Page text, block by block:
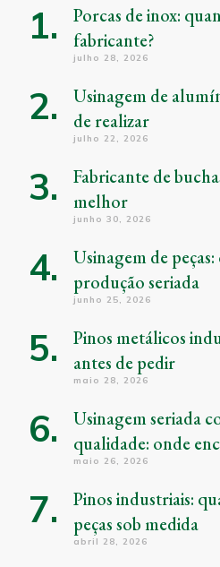
Porcas de inox:
fabricante?
julho 28, 2026
Usinagem de
de realizar
julho 22, 2026
Fabricante de
melhor
junho 30, 2026
Usinagem de
produção seriada
junho 25, 2026
Pinos metálicos
antes de pedir
maio 28, 2026
Usinagem seriada
qualidade: onde
maio 26, 2026
Pinos industriais:
peças sob medida
abril 28, 2026